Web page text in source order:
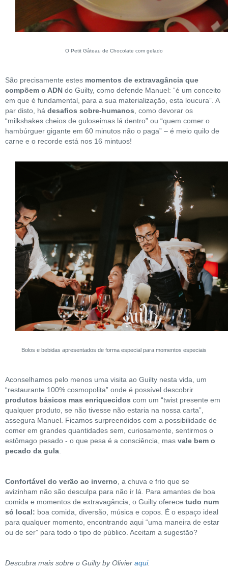
O Petit Gâteau de Chocolate com gelado
São precisamente estes momentos de extravagância que
compõem o ADN do Guilty, como defende Manuel: “é um conceito
em que é fundamental, para a sua materialização, esta loucura”. A
par disto, há desafios sobre-humanos, como devorar os
“milkshakes cheios de guloseimas lá dentro” ou “quem comer o
hambúrguer gigante em 60 minutos não o paga” – é meio quilo de
carne e o recorde está nos 16 mintuos!
Bolos e bebidas apresentados de forma especial para momentos especiais
Aconselhamos pelo menos uma visita ao Guilty nesta vida, um
“restaurante 100% cosmopolita” onde é possível descobrir
produtos básicos mas enriquecidos com um “twist presente em
qualquer produto, se não tivesse não estaria na nossa carta”,
assegura Manuel. Ficamos surpreendidos com a possibilidade de
comer em grandes quantidades sem, curiosamente, sentirmos o
estômago pesado - o que pesa é a consciência, mas vale bem o
pecado da gula.
Confortável do verão ao inverno, a chuva e frio que se
avizinham não são desculpa para não ir lá. Para amantes de boa
comida e momentos de extravagância, o Guilty oferece tudo num
só local: boa comida, diversão, música e copos. É o espaço ideal
para qualquer momento, encontrando aqui “uma maneira de estar
ou de ser” para todo o tipo de público. Aceitam a sugestão?
Descubra mais sobre o Guilty by Olivier aqui.